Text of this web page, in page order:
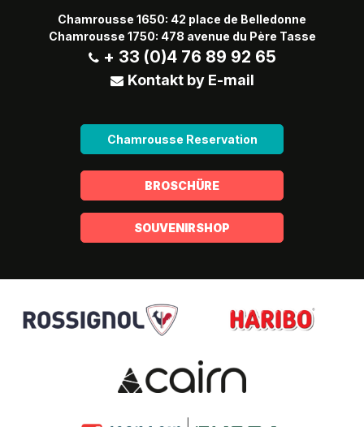
Chamrousse 1650: 42 place de Belledonne
Chamrousse 1750: 478 avenue du Père Tasse
+ 33 (0)4 76 89 92 65
Kontakt by E-mail
Chamrousse Reservation
BROSCHÜRE
SOUVENIRSHOP